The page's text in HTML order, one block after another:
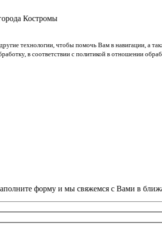
Костромы
технологии, чтобы помочь Вам в навигации, а
в соответствии с политикой в отношении
форму и мы свяжемся с Вами в